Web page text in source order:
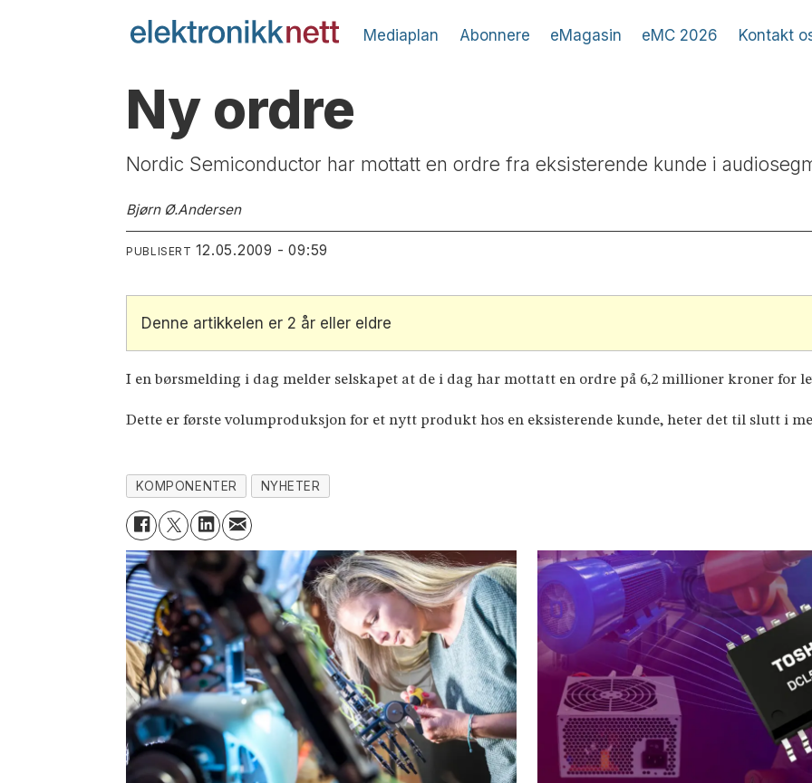
Mediaplan Abonnere eMagasin eMC 2026 Kontakt
Ny ordre
Nordic Semiconductor har mottatt en ordre fra eksisterende kunde i
Bjørn Ø.Andersen
PUBLISERT 12.05.2009 - 09:59
Denne artikkelen er 2 år eller eldre
I en børsmelding i dag melder selskapet at de i dag har mottatt en ordre på 6,2 millioner kroner for
Dette er første volumproduksjon for et nytt produkt hos en eksisterende kunde, heter det til slutt i
KOMPONENTER NYHETER